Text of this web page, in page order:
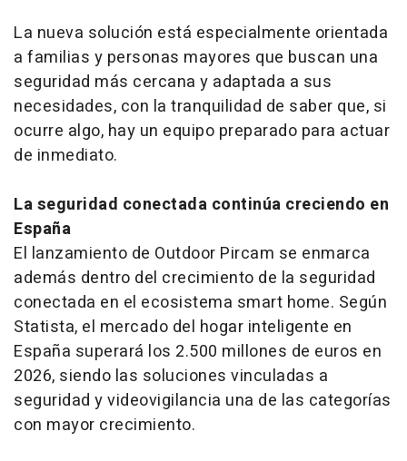
La nueva solución está especialmente orientada
a familias y personas mayores que buscan una
seguridad más cercana y adaptada a sus
necesidades, con la tranquilidad de saber que, si
ocurre algo, hay un equipo preparado para actuar
de inmediato.
La seguridad conectada continúa creciendo en
España
El lanzamiento de Outdoor Pircam se enmarca
además dentro del crecimiento de la seguridad
conectada en el ecosistema smart home. Según
Statista, el mercado del hogar inteligente en
España superará los 2.500 millones de euros en
2026, siendo las soluciones vinculadas a
seguridad y videovigilancia una de las categorías
con mayor crecimiento.